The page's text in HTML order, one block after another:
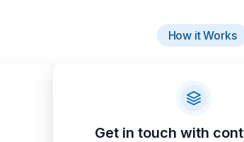
How it Works
Get in touch with